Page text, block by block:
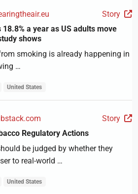
Story
a year as US adults move
shows
smoking is already happening in
…
United States
Story
Regulatory Actions
be judged by whether they
to real-world …
United States